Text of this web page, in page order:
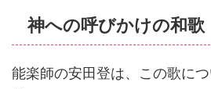
神への呼びかけの和歌
能楽師の安田登は、この歌に